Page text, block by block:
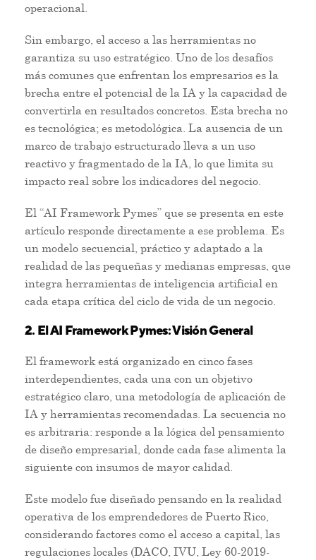
operacional.
Sin embargo, el acceso a las herramientas no
garantiza su uso estratégico. Uno de los desafíos
más comunes que enfrentan los empresarios es la
brecha entre el potencial de la IA y la capacidad de
convertirla en resultados concretos. Esta brecha no
es tecnológica; es metodológica. La ausencia de un
marco de trabajo estructurado lleva a un uso
reactivo y fragmentado de la IA, lo que limita su
impacto real sobre los indicadores del negocio.
El “AI Framework Pymes” que se presenta en este
artículo responde directamente a ese problema. Es
un modelo secuencial, práctico y adaptado a la
realidad de las pequeñas y medianas empresas, que
integra herramientas de inteligencia artificial en
cada etapa crítica del ciclo de vida de un negocio.
2. El AI Framework Pymes: Visión General
El framework está organizado en cinco fases
interdependientes, cada una con un objetivo
estratégico claro, una metodología de aplicación de
IA y herramientas recomendadas. La secuencia no
es arbitraria: responde a la lógica del pensamiento
de diseño empresarial, donde cada fase alimenta la
siguiente con insumos de mayor calidad.
Este modelo fue diseñado pensando en la realidad
operativa de los emprendedores de Puerto Rico,
considerando factores como el acceso a capital, las
regulaciones locales (DACO, IVU, Ley 60-2019-